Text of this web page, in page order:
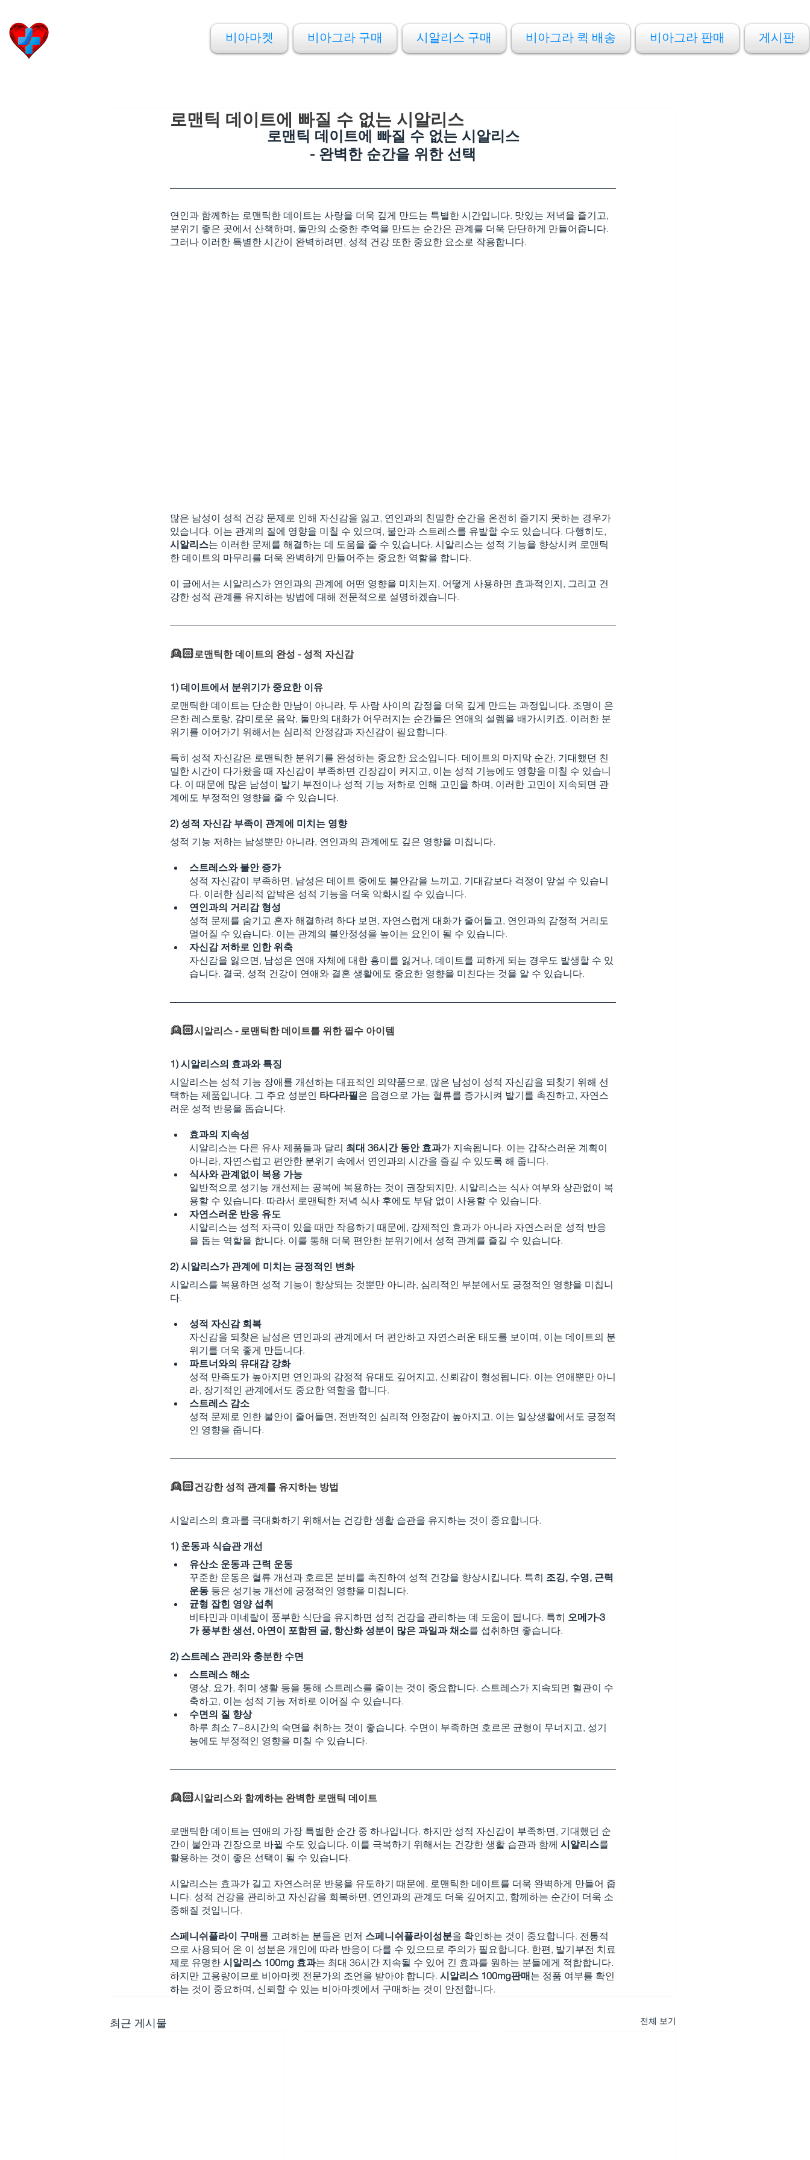
비아마켓 비아그라 구매 시알리스 구매 비아그라 퀵 배송 비아그라 판매 게시판
로맨틱 데이트에 빠질 수 없는 시알리스
로맨틱 데이트에 빠질 수 없는 시알리스
- 완벽한 순간을 위한 선택
연인과 함께하는 로맨틱한 데이트는 사랑을 더욱 깊게 만드는 특별한 시간입니다. 맛있는 저녁을 즐기고,
분위기 좋은 곳에서 산책하며, 둘만의 소중한 추억을 만드는 순간은 관계를 더욱 단단하게 만들어줍니다.
그러나 이러한 특별한 시간이 완벽하려면, 성적 건강 또한 중요한 요소로 작용합니다.
많은 남성이 성적 건강 문제로 인해 자신감을 잃고, 연인과의 친밀한 순간을 온전히 즐기지 못하는 경우가
있습니다. 이는 관계의 질에 영향을 미칠 수 있으며, 불안과 스트레스를 유발할 수도 있습니다. 다행히도,
시알리스는 이러한 문제를 해결하는 데 도움을 줄 수 있습니다. 시알리스는 성적 기능을 향상시켜 로맨틱
한 데이트의 마무리를 더욱 완벽하게 만들어주는 중요한 역할을 합니다.
이 글에서는 시알리스가 연인과의 관계에 어떤 영향을 미치는지, 어떻게 사용하면 효과적인지, 그리고 건
강한 성적 관계를 유지하는 방법에 대해 전문적으로 설명하겠습니다.
👱🏻로맨틱한 데이트의 완성 - 성적 자신감
1) 데이트에서 분위기가 중요한 이유
로맨틱한 데이트는 단순한 만남이 아니라, 두 사람 사이의 감정을 더욱 깊게 만드는 과정입니다. 조명이 은
은한 레스토랑, 감미로운 음악, 둘만의 대화가 어우러지는 순간들은 연애의 설렘을 배가시키죠. 이러한 분
위기를 이어가기 위해서는 심리적 안정감과 자신감이 필요합니다.
특히 성적 자신감은 로맨틱한 분위기를 완성하는 중요한 요소입니다. 데이트의 마지막 순간, 기대했던 친
밀한 시간이 다가왔을 때 자신감이 부족하면 긴장감이 커지고, 이는 성적 기능에도 영향을 미칠 수 있습니
다. 이 때문에 많은 남성이 발기 부전이나 성적 기능 저하로 인해 고민을 하며, 이러한 고민이 지속되면 관
계에도 부정적인 영향을 줄 수 있습니다.
2) 성적 자신감 부족이 관계에 미치는 영향
성적 기능 저하는 남성뿐만 아니라, 연인과의 관계에도 깊은 영향을 미칩니다.
스트레스와 불안 증가
성적 자신감이 부족하면, 남성은 데이트 중에도 불안감을 느끼고, 기대감보다 걱정이 앞설 수 있습니
다. 이러한 심리적 압박은 성적 기능을 더욱 악화시킬 수 있습니다.
연인과의 거리감 형성
성적 문제를 숨기고 혼자 해결하려 하다 보면, 자연스럽게 대화가 줄어들고, 연인과의 감정적 거리도
멀어질 수 있습니다. 이는 관계의 불안정성을 높이는 요인이 될 수 있습니다.
자신감 저하로 인한 위축
자신감을 잃으면, 남성은 연애 자체에 대한 흥미를 잃거나, 데이트를 피하게 되는 경우도 발생할 수 있
습니다. 결국, 성적 건강이 연애와 결혼 생활에도 중요한 영향을 미친다는 것을 알 수 있습니다.
👱🏻시알리스 - 로맨틱한 데이트를 위한 필수 아이템
1) 시알리스의 효과와 특징
시알리스는 성적 기능 장애를 개선하는 대표적인 의약품으로, 많은 남성이 성적 자신감을 되찾기 위해 선
택하는 제품입니다. 그 주요 성분인 타다라필은 음경으로 가는 혈류를 증가시켜 발기를 촉진하고, 자연스
러운 성적 반응을 돕습니다.
효과의 지속성
시알리스는 다른 유사 제품들과 달리 최대 36시간 동안 효과가 지속됩니다. 이는 갑작스러운 계획이
아니라, 자연스럽고 편안한 분위기 속에서 연인과의 시간을 즐길 수 있도록 해 줍니다.
식사와 관계없이 복용 가능
일반적으로 성기능 개선제는 공복에 복용하는 것이 권장되지만, 시알리스는 식사 여부와 상관없이 복
용할 수 있습니다. 따라서 로맨틱한 저녁 식사 후에도 부담 없이 사용할 수 있습니다.
자연스러운 반응 유도
시알리스는 성적 자극이 있을 때만 작용하기 때문에, 강제적인 효과가 아니라 자연스러운 성적 반응
을 돕는 역할을 합니다. 이를 통해 더욱 편안한 분위기에서 성적 관계를 즐길 수 있습니다.
2) 시알리스가 관계에 미치는 긍정적인 변화
시알리스를 복용하면 성적 기능이 향상되는 것뿐만 아니라, 심리적인 부분에서도 긍정적인 영향을 미칩니
다.
성적 자신감 회복
자신감을 되찾은 남성은 연인과의 관계에서 더 편안하고 자연스러운 태도를 보이며, 이는 데이트의 분
위기를 더욱 좋게 만듭니다.
파트너와의 유대감 강화
성적 만족도가 높아지면 연인과의 감정적 유대도 깊어지고, 신뢰감이 형성됩니다. 이는 연애뿐만 아니
라, 장기적인 관계에서도 중요한 역할을 합니다.
스트레스 감소
성적 문제로 인한 불안이 줄어들면, 전반적인 심리적 안정감이 높아지고, 이는 일상생활에서도 긍정적
인 영향을 줍니다.
👱🏻건강한 성적 관계를 유지하는 방법
시알리스의 효과를 극대화하기 위해서는 건강한 생활 습관을 유지하는 것이 중요합니다.
1) 운동과 식습관 개선
유산소 운동과 근력 운동
꾸준한 운동은 혈류 개선과 호르몬 분비를 촉진하여 성적 건강을 향상시킵니다. 특히 조깅, 수영, 근력
운동 등은 성기능 개선에 긍정적인 영향을 미칩니다.
균형 잡힌 영양 섭취
비타민과 미네랄이 풍부한 식단을 유지하면 성적 건강을 관리하는 데 도움이 됩니다. 특히 오메가-3
가 풍부한 생선, 아연이 포함된 굴, 항산화 성분이 많은 과일과 채소를 섭취하면 좋습니다.
2) 스트레스 관리와 충분한 수면
스트레스 해소
명상, 요가, 취미 생활 등을 통해 스트레스를 줄이는 것이 중요합니다. 스트레스가 지속되면 혈관이 수
축하고, 이는 성적 기능 저하로 이어질 수 있습니다.
수면의 질 향상
하루 최소 7~8시간의 숙면을 취하는 것이 좋습니다. 수면이 부족하면 호르몬 균형이 무너지고, 성기
능에도 부정적인 영향을 미칠 수 있습니다.
👱🏻시알리스와 함께하는 완벽한 로맨틱 데이트
로맨틱한 데이트는 연애의 가장 특별한 순간 중 하나입니다. 하지만 성적 자신감이 부족하면, 기대했던 순
간이 불안과 긴장으로 바뀔 수도 있습니다. 이를 극복하기 위해서는 건강한 생활 습관과 함께 시알리스를
활용하는 것이 좋은 선택이 될 수 있습니다.
시알리스는 효과가 길고 자연스러운 반응을 유도하기 때문에, 로맨틱한 데이트를 더욱 완벽하게 만들어 줍
니다. 성적 건강을 관리하고 자신감을 회복하면, 연인과의 관계도 더욱 깊어지고, 함께하는 순간이 더욱 소
중해질 것입니다.
스페니쉬플라이 구매를 고려하는 분들은 먼저 스페니쉬플라이성분을 확인하는 것이 중요합니다. 전통적
으로 사용되어 온 이 성분은 개인에 따라 반응이 다를 수 있으므로 주의가 필요합니다. 한편, 발기부전 치료
제로 유명한 시알리스 100mg 효과는 최대 36시간 지속될 수 있어 긴 효과를 원하는 분들에게 적합합니다.
하지만 고용량이므로 비아마켓 전문가의 조언을 받아야 합니다. 시알리스 100mg판매는 정품 여부를 확인
하는 것이 중요하며, 신뢰할 수 있는 비아마켓에서 구매하는 것이 안전합니다.
최근 게시물 전체 보기